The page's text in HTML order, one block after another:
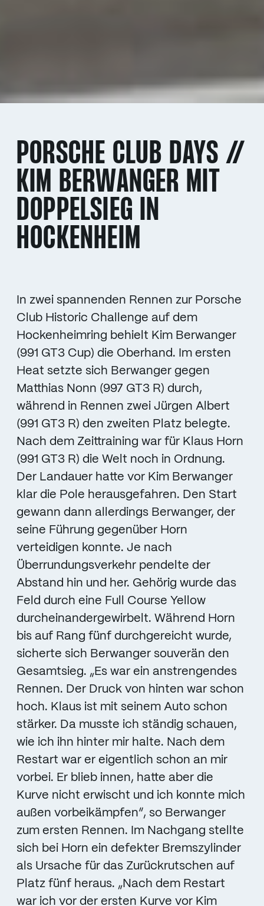
PORSCHE CLUB DAYS //
KIM BERWANGER MIT
DOPPELSIEG IN
HOCKENHEIM
In zwei spannenden Rennen zur Porsche
Club Historic Challenge auf dem
Hockenheimring behielt Kim Berwanger
(991 GT3 Cup) die Oberhand. Im ersten
Heat setzte sich Berwanger gegen
Matthias Nonn (997 GT3 R) durch,
während in Rennen zwei Jürgen Albert
(991 GT3 R) den zweiten Platz belegte.
Nach dem Zeittraining war für Klaus Horn
(991 GT3 R) die Welt noch in Ordnung.
Der Landauer hatte vor Kim Berwanger
klar die Pole herausgefahren. Den Start
gewann dann allerdings Berwanger, der
seine Führung gegenüber Horn
verteidigen konnte. Je nach
Überrundungsverkehr pendelte der
Abstand hin und her. Gehörig wurde das
Feld durch eine Full Course Yellow
durcheinandergewirbelt. Während Horn
bis auf Rang fünf durchgereicht wurde,
sicherte sich Berwanger souverän den
Gesamtsieg. „Es war ein anstrengendes
Rennen. Der Druck von hinten war schon
hoch. Klaus ist mit seinem Auto schon
stärker. Da musste ich ständig schauen,
wie ich ihn hinter mir halte. Nach dem
Restart war er eigentlich schon an mir
vorbei. Er blieb innen, hatte aber die
Kurve nicht erwischt und ich konnte mich
außen vorbeikämpfen“, so Berwanger
zum ersten Rennen. Im Nachgang stellte
sich bei Horn ein defekter Bremszylinder
als Ursache für das Zurückrutschen auf
Platz fünf heraus. „Nach dem Restart
war ich vor der ersten Kurve vor Kim